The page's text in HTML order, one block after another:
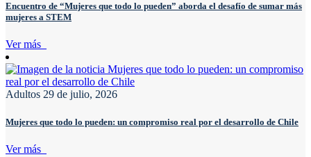
Encuentro de “Mujeres que todo lo pueden” aborda el desafío de sumar más
mujeres a STEM
Ver más
Adultos 29 de julio, 2026
Mujeres que todo lo pueden: un compromiso real por el desarrollo de Chile
Ver más